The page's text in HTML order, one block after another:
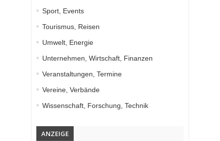
Sport, Events
Tourismus, Reisen
Umwelt, Energie
Unternehmen, Wirtschaft, Finanzen
Veranstaltungen, Termine
Vereine, Verbände
Wissenschaft, Forschung, Technik
ANZEIGE